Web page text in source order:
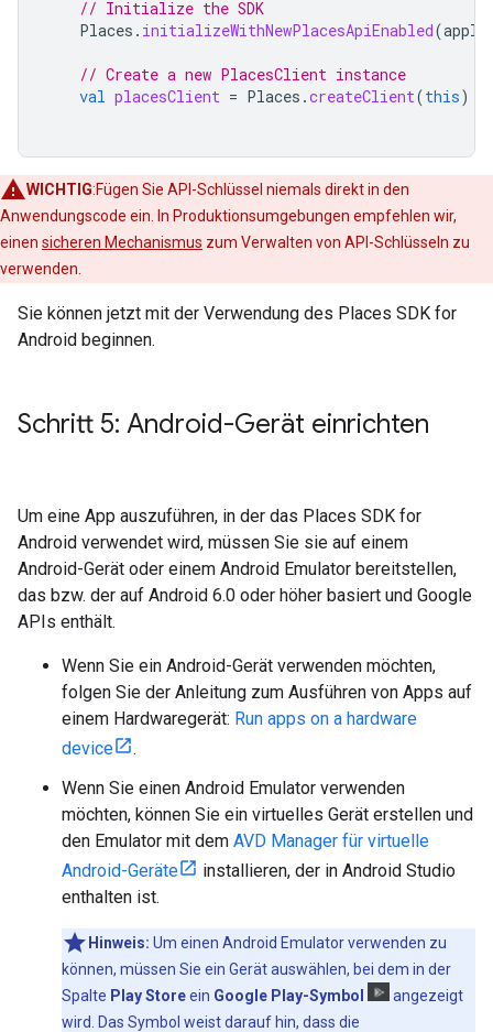
// Initialize the SDK
Places . initializeWithNewPlacesApiEnabled(
// Create a new PlacesClient instance
val placesClient = Places .createClient(this)
WICHTIG:Fügen Sie API-Schlüssel niemals direkt in den
Anwendungscode ein. In Produktionsumgebungen empfehlen wir,
einen sicheren Mechanismus zum Verwalten von API-Schlüsseln zu
verwenden.
Sie können jetzt mit der Verwendung des Places SDK for
Android beginnen.
Schritt 5: Android-Gerät einrichten
Um eine App auszuführen, in der das Places SDK for
Android verwendet wird, müssen Sie sie auf einem
Android-Gerät oder einem Android Emulator bereitstellen,
das bzw. der auf Android 6.0 oder höher basiert und Google
APIs enthält.
Wenn Sie ein Android-Gerät verwenden möchten,
folgen Sie der Anleitung zum Ausführen von Apps auf
einem Hardwaregerät: Run apps on a hardware
device
.
Wenn Sie einen Android Emulator verwenden
möchten, können Sie ein virtuelles Gerät erstellen und
den Emulator mit dem AVD Manager für virtuelle
Android-Geräte
installieren, der in Android Studio
enthalten ist.
Hinweis: Um einen Android Emulator verwenden zu
können, müssen Sie ein Gerät auswählen, bei dem in der
Spalte Play Storeein Google Play-Symbol
angezeigt
wird. Das Symbol weist darauf hin, dass die